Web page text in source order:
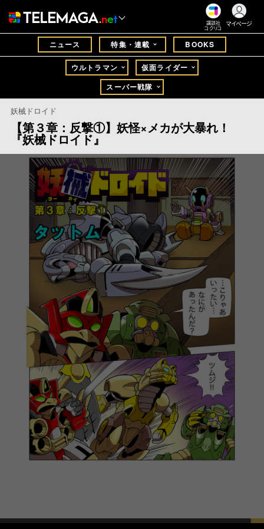
講談社
コクリコ
マイページ
ニュース 特集・連載 BOOKS
ウルトラマン
仮面ライダー
スーパー戦隊
妖械ドロイド
【第３章：反撃①】妖怪×メカが大暴れ！
『妖械ドロイド』